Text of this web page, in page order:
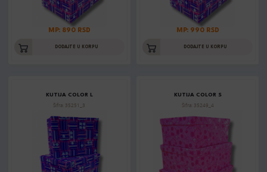
MP: 890 RSD
DODAJTE U KORPU
MP: 990 RSD
DODAJTE U KORPU
KUTIJA COLOR L
Šifra: 35251_3
KUTIJA COLOR S
Šifra: 35249_4